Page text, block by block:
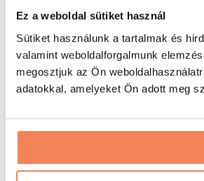
Ez a weboldal sütiket használ
Sütiket használunk a tartalmak és
valamint weboldalforgalmunk
megosztjuk az Ön
adatokkal, amelyeket Ön adott meg
Hátizsákok
Futás
Küzdősportok
Kerékpározás
Jóga és pilates
Úszás
Túrázás
Vörösfény-terápia